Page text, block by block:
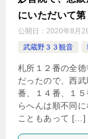
にいただいて
公開日： 2020年8月
武蔵野３３観音
札所１２番の全
だったので、西
番、１４番、１
らへんは順不同
こともあって […]